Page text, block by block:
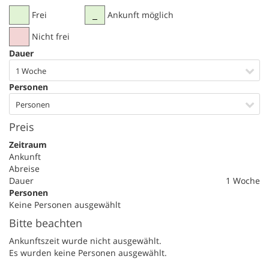
Frei
Nicht frei
Ankunft möglich
Dauer
1 Woche
Personen
Personen
Preis
Zeitraum
Ankunft
Abreise
Dauer
1 Woche
Personen
Keine Personen ausgewählt
Bitte beachten
Ankunftszeit wurde nicht ausgewählt.
Es wurden keine Personen ausgewählt.